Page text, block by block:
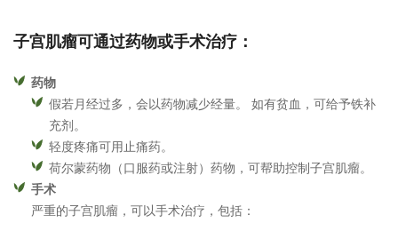
子宫肌瘤可通过药物或手术治疗：
药物
假若月经过多，会以药物减少经量。 如有贫血，可给予铁补
充剂。
轻度疼痛可用止痛药。
荷尔蒙药物（口服药或注射）药物，可帮助控制子宫肌瘤。
手术
严重的子宫肌瘤，可以手术治疗，包括：